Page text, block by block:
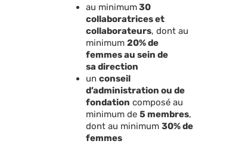
au minimum30
collaboratrices et
collaborateurs, dont au
minimum 20% de
femmes au sein de
sa direction
un conseil
d’administration ou de
fondation composé au
minimum de 5 membres,
dont au minimum 30% de
femmes